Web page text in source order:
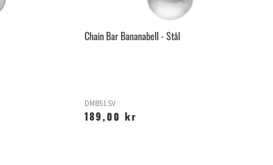
Chain Bar Bananabell - Stål
DMB51SV
189,00 kr